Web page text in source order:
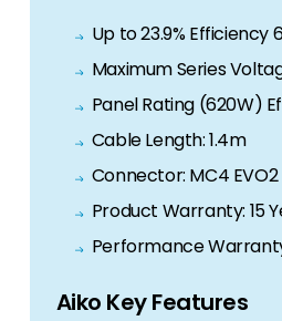
Up to 23.9% Efficiency
Maximum Series
Panel Rating (620W)
Cable Length: 1.4m
Connector: MC4 EVO2
Product Warranty: 15
Performance
Aiko Key Features